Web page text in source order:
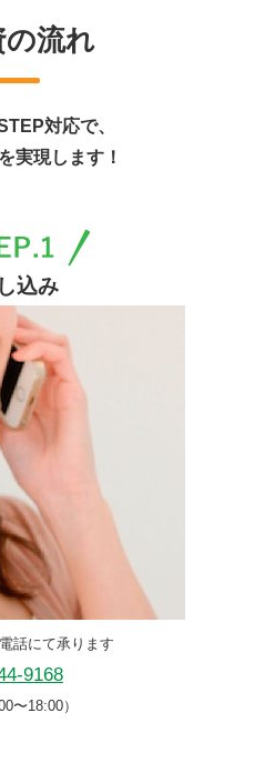
の流れ
対応で、
実現します！
込み
話にて承ります
9168
〜18:00）